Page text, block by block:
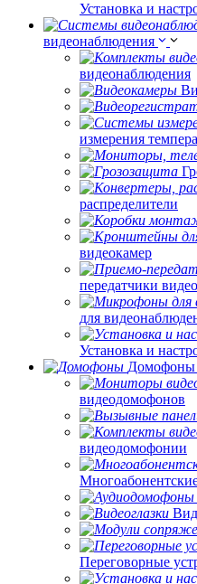
Установка и
видеонаблюдения
видеонаблюдения
измерения
распределители
видеокамер
передатчики
для
Установка и
Домофоны
видеодомофонов
видеодомофонии
Переговорные